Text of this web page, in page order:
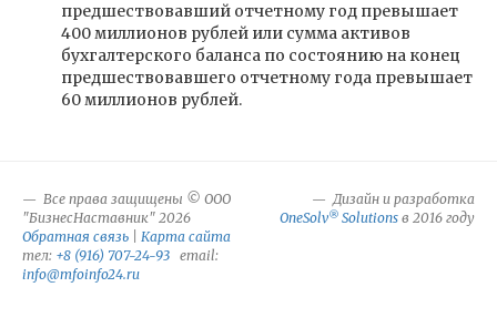
предшествовавший отчетному год превышает
400 миллионов рублей или сумма активов
бухгалтерского баланса по состоянию на конец
предшествовавшего отчетному года превышает
60 миллионов рублей.
Все права защищены © ООО
"БизнесНаставник" 2026
Обратная связь
Карта сайта
тел: +8 (916) 707-24-93 email:
info@mfoinfo24.ru
Дизайн и разработка
OneSolv® Solutions в 2016 году